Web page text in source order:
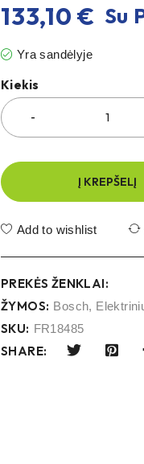
133,10€ Su
Yra sandėlyje
Kiekis
Į KREPŠELĮ
Add to wishlist
PREKĖS ŽENKLAI:
ŽYMOS: Bosch,
SKU: FR18485
SHARE: